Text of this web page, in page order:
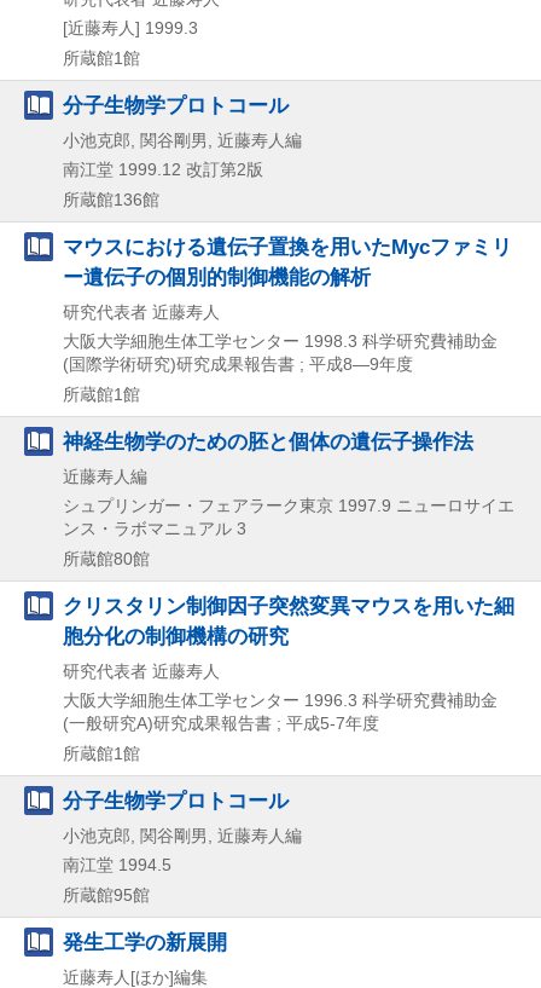
[近藤寿人] 1999.3
所蔵館1館
分子生物学プロトコール
小池克郎, 関谷剛男, 近藤寿人編
南江堂 1999.12 改訂第2版
所蔵館136館
マウスにおける遺伝子置換を用いたMycファミリ
ー遺伝子の個別的制御機能の解析
研究代表者 近藤寿人
大阪大学細胞生体工学センター 1998.3 科学研究費補助金
(国際学術研究)研究成果報告書 ; 平成8―9年度
所蔵館1館
神経生物学のための胚と個体の遺伝子操作法
近藤寿人編
シュプリンガー・フェアラーク東京 1997.9 ニューロサイエ
ンス・ラボマニュアル 3
所蔵館80館
クリスタリン制御因子突然変異マウスを用いた細
胞分化の制御機構の研究
研究代表者 近藤寿人
大阪大学細胞生体工学センター 1996.3 科学研究費補助金
(一般研究A)研究成果報告書 ; 平成5-7年度
所蔵館1館
分子生物学プロトコール
小池克郎, 関谷剛男, 近藤寿人編
南江堂 1994.5
所蔵館95館
発生工学の新展開
近藤寿人[ほか]編集